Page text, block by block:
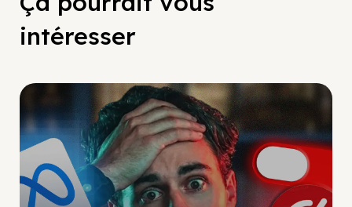
intéresser
Social Scaling